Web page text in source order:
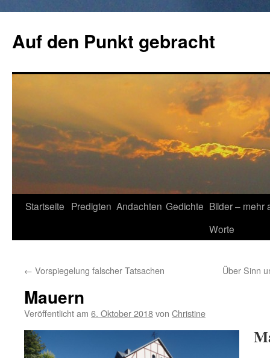
springen
Auf den Punkt gebracht
Startseite Predigten Andachten Gedichte Bilder – mehr
Worte
← Vorspiegelung falscher Tatsachen Über Sinn
Mauern
Veröffentlicht am 6. Oktober 2018von Christine